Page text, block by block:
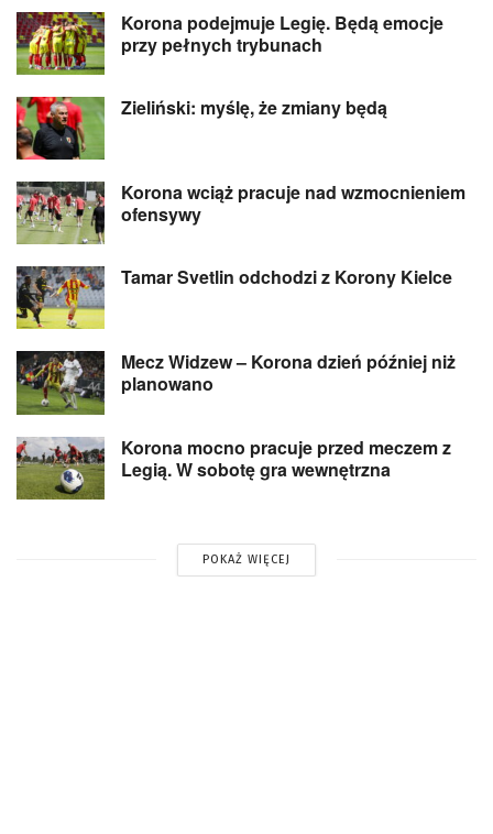
Korona podejmuje Legię. Będą emocje
przy pełnych trybunach
Zieliński: myślę, że zmiany będą
Korona wciąż pracuje nad wzmocnieniem
ofensywy
Tamar Svetlin odchodzi z Korony Kielce
Mecz Widzew – Korona dzień później niż
planowano
Korona mocno pracuje przed meczem z
Legią. W sobotę gra wewnętrzna
POKAŻ WIĘCEJ